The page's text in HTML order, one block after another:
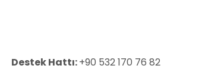
Destek Hattı:+90 532 170 76 82